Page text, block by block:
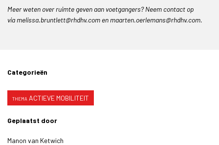
Meer weten over ruimte geven aan voetgangers? Neem contact op
via melissa.bruntlett@rhdhv.com en maarten.oerlemans@rhdhv.com.
Categorieën
ACTIEVE MOBILITEIT
Geplaatst door
Manon van Ketwich